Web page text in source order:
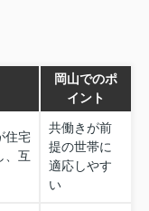
岡山でのポ
イント
住宅
、互
共働きが前
提の世帯に
適応しやす
い